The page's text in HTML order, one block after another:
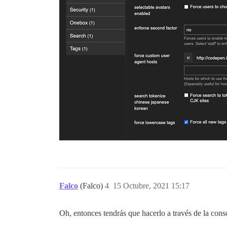
Falco (Falco) 15 Octubre, 2021 15:17
4
Oh, entonces tendrás que hacerlo a través de la